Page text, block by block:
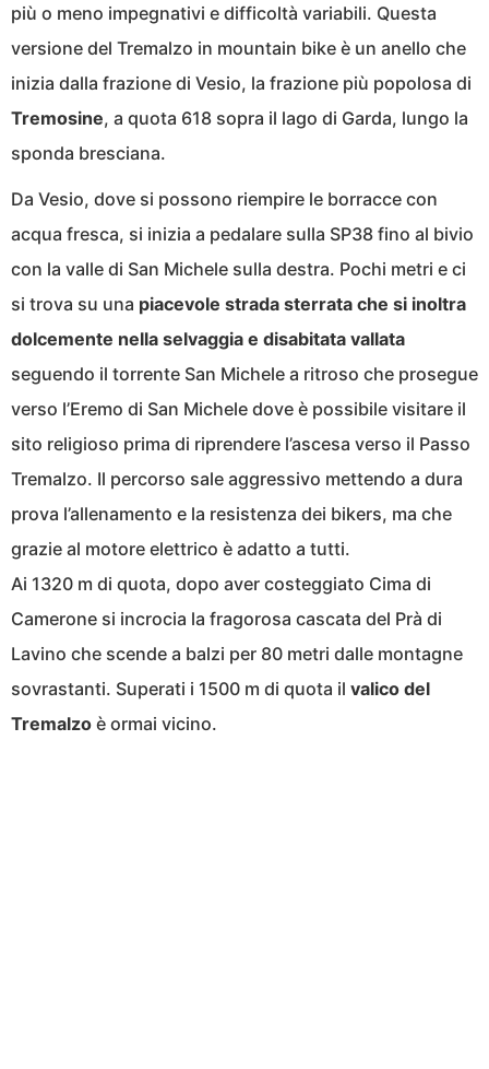
più o meno impegnativi e difficoltà variabili. Questa
versione del Tremalzo in mountain bike è un anello che
inizia dalla frazione di Vesio, la frazione più popolosa di
Tremosine, a quota 618 sopra il lago di Garda, lungo la
sponda bresciana.
Da Vesio, dove si possono riempire le borracce con
acqua fresca, si inizia a pedalare sulla SP38 fino al bivio
con la valle di San Michele sulla destra. Pochi metri e ci
si trova su una piacevole strada sterrata che si inoltra
dolcemente nella selvaggia e disabitata vallata
seguendo il torrente San Michele a ritroso che prosegue
verso l’Eremo di San Michele dove è possibile visitare il
sito religioso prima di riprendere l’ascesa verso il Passo
Tremalzo. Il percorso sale aggressivo mettendo a dura
prova l’allenamento e la resistenza dei bikers, ma che
grazie al motore elettrico è adatto a tutti.
Ai 1320 m di quota, dopo aver costeggiato Cima di
Camerone si incrocia la fragorosa cascata del Prà di
Lavino che scende a balzi per 80 metri dalle montagne
sovrastanti. Superati i 1500 m di quota il valico del
Tremalzo è ormai vicino.